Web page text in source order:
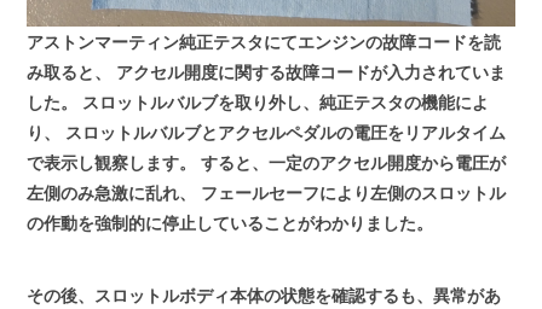
アストンマーティン純正テスタにてエンジンの故障コードを読
み取ると、
アクセル開度に関する故障コードが入力されていま
した。
スロットルバルブを取り外し、純正テスタの機能によ
り、
スロットルバルブとアクセルペダルの電圧をリアルタイム
で表示し観察します。
すると、一定のアクセル開度から電圧が
左側のみ急激に乱れ、
フェールセーフにより左側のスロットル
の作動を強制的に停止していることがわかりました。
その後、スロットルボディ本体の状態を確認するも、異常があ